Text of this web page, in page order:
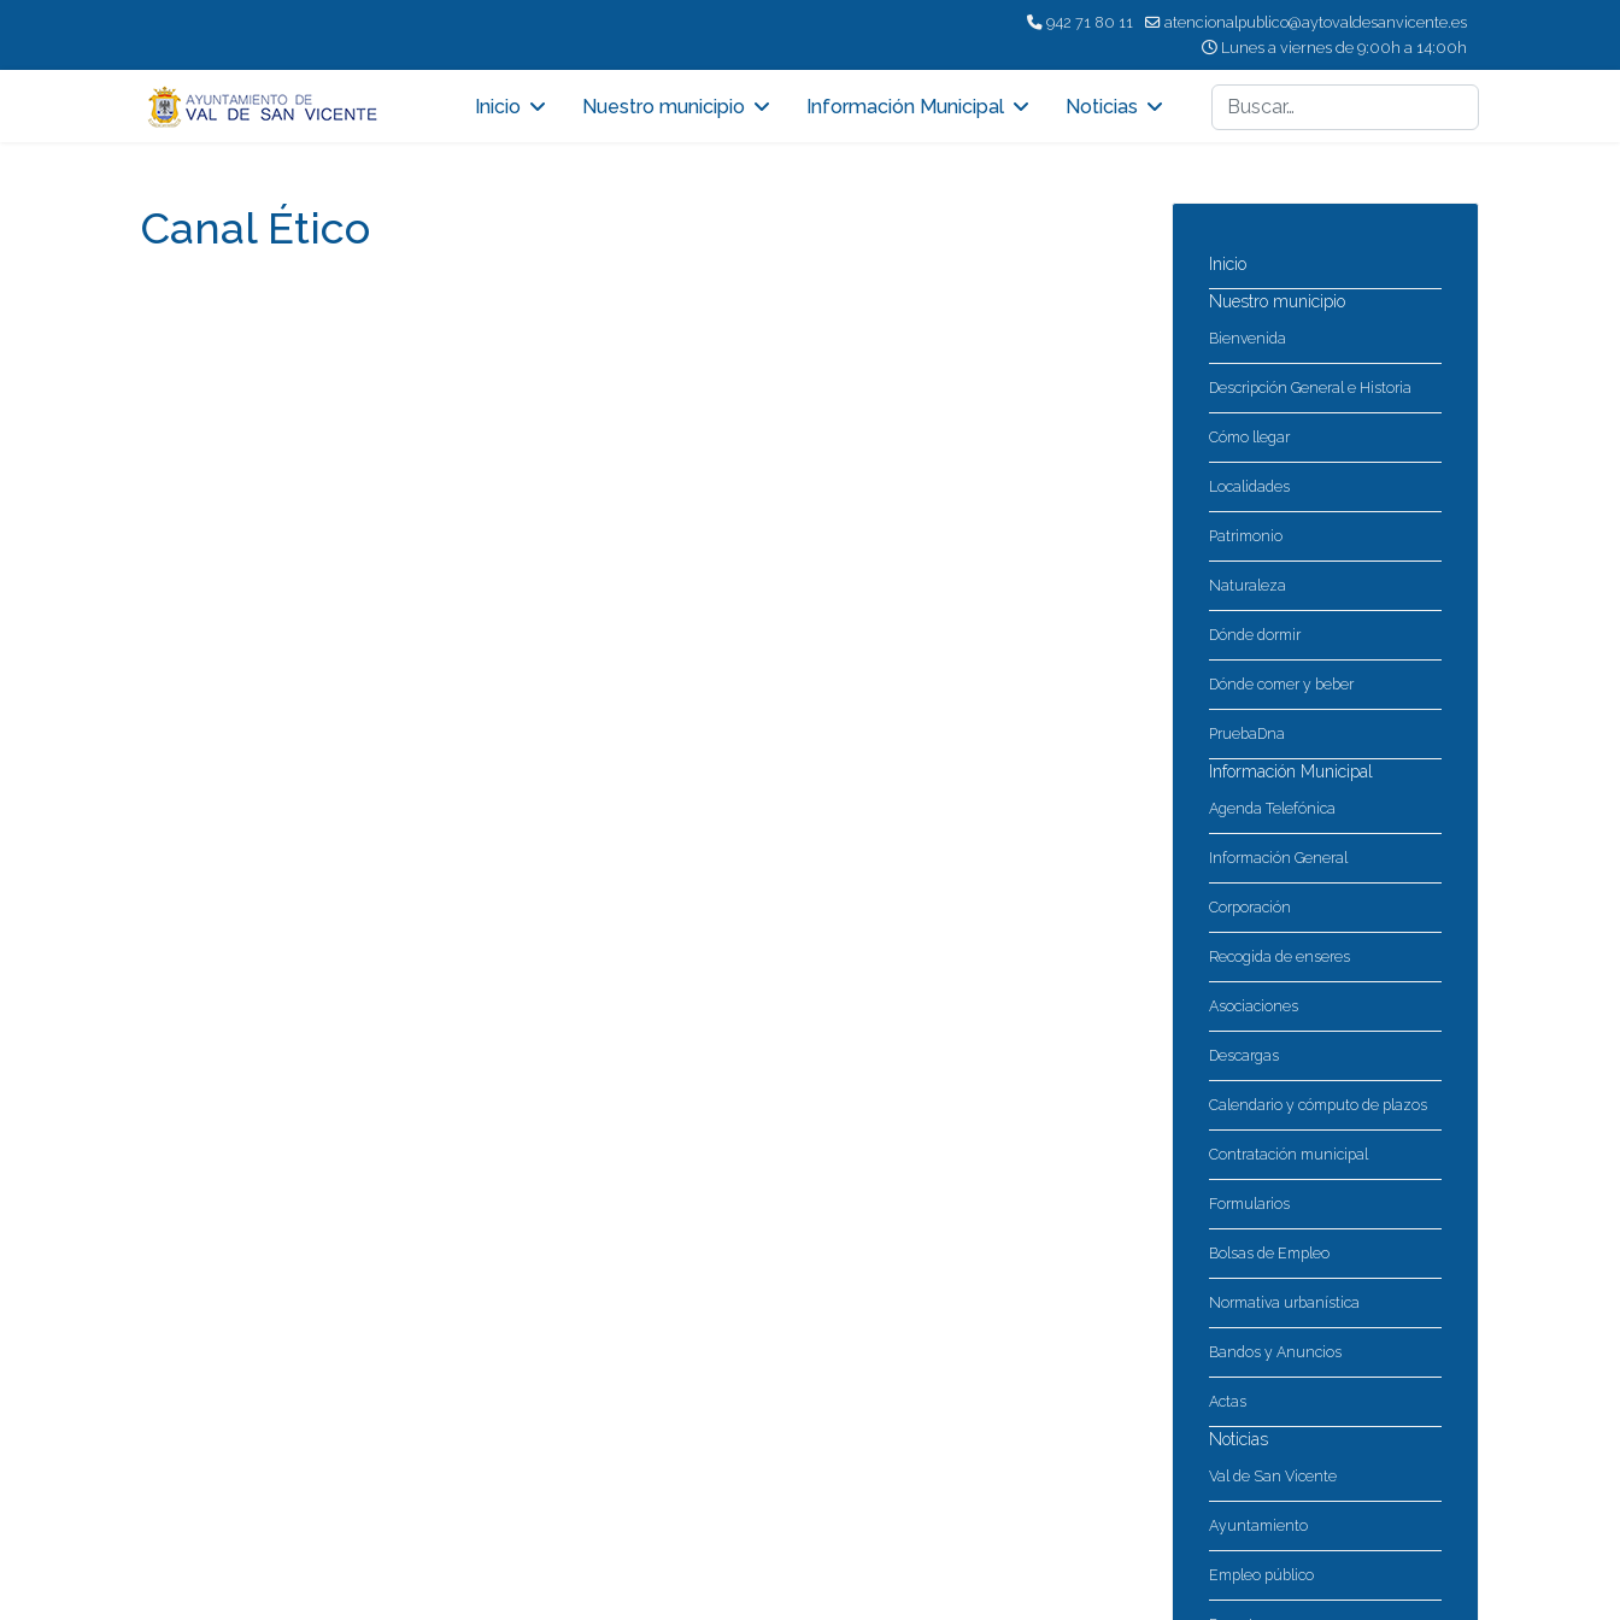
942 71 80 11
atencionalpublico@aytovaldesanvicente.es
Lunes a viernes de 9:00h a 14:00h
Inicio Nuestro municipio Información Municipal Noticias
Buscar
Canal Ético
Inicio
Nuestro municipio
Bienvenida
Descripción General e Historia
Cómo llegar
Localidades
Patrimonio
Naturaleza
Dónde dormir
Dónde comer y beber
PruebaDna
Información Municipal
Agenda Telefónica
Información General
Corporación
Recogida de enseres
Asociaciones
Descargas
Calendario y cómputo de plazos
Contratación municipal
Formularios
Bolsas de Empleo
Normativa urbanística
Bandos y Anuncios
Actas
Noticias
Val de San Vicente
Ayuntamiento
Empleo público